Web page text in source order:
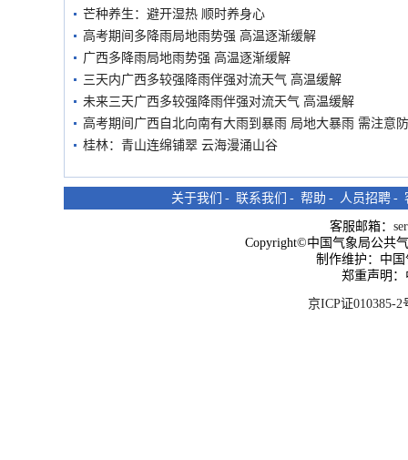
芒种养生：避开湿热 顺时养身心
高考期间多降雨局地雨势强 高温逐渐缓解
广西多降雨局地雨势强 高温逐渐缓解
三天内广西多较强降雨伴强对流天气 高温缓解
未来三天广西多较强降雨伴强对流天气 高温缓解
高考期间广西自北向南有大雨到暴雨 局地大暴雨 需注意
桂林：青山连绵铺翠 云海漫涌山谷
关于我们 - 联系我们 - 帮助 - 人员招聘 -
客服邮箱：
Copyright©中国气象局公共
制作维护：中
郑重声明
京ICP证010385-2